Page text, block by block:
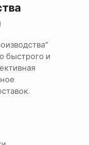
быстрого и